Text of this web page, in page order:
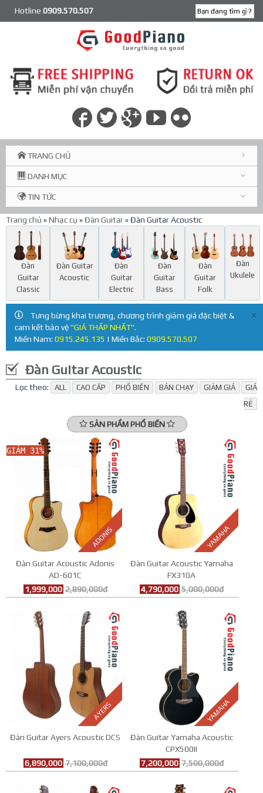
Hotline 0909.570.507
TRANG CHỦ
DANH MỤC
TIN TỨC
Trang chủ »Nhạc cụ »Đàn Guitar» Đàn Guitar Acoustic
Đàn
Guitar
Classic
Đàn Guitar
Acoustic
Đàn
Guitar
Electric
Đàn
Guitar
Bass
Đàn
Guitar
Folk
Đàn
Ukulele
×
Tưng bừng khai trương, chương trình giảm giá đặc biệt &
cam kết bảo vệ"GIÁ THẤP NHẤT".
Miền Nam: 0915.245.135 | Miền Bắc: 0909.570.507
Đàn Guitar Acoustic
Lọc theo: ALL CAO CẤP PHỔ BIẾN BÁN CHẠY GIẢM GIÁ
GIÁ
RẺ
SẢN PHẨM PHỔ BIẾN
ADONIS
GIẢM 31%
Đàn Guitar Acoustic Adonis
AD-601C
1,999,000 2,890,000đ
YAMAHA
Đàn Guitar Acoustic Yamaha
FX310A
4,790,000 5,000,000đ
AYERS
Đàn Guitar Ayers Acoustic DCS
6,890,000 7,100,000đ
YAMAHA
Đàn Guitar Yamaha Acoustic
CPX500II
7,200,000 7,500,000đ